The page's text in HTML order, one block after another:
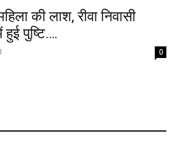
की लाश, रीवा निवासी
हुई पुष्टि….
0